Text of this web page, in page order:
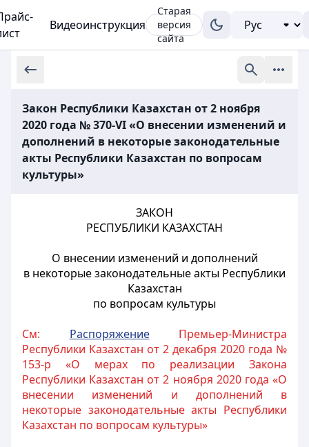
Видеоинструкция
Старая
версия
сайта
Закон Республики Казахстан от 2 ноября
2020 года № 370-VI «О внесении изменений и
дополнений в некоторые законодательные
акты Республики Казахстан по вопросам
культуры»
ЗАКОН
РЕСПУБЛИКИ КАЗАХСТАН
О внесении изменений и дополнений
в некоторые законодательные акты Республики
Казахстан
по вопросам культуры
См: РаспоряжениеПремьер-Министра
Республики Казахстан от 2 декабря 2020 года №
153-р «О мерах по реализации Закона
Республики Казахстан от 2 ноября 2020 года «О
внесении изменений и дополнений в
некоторые законодательные акты Республики
Казахстан по вопросам культуры»